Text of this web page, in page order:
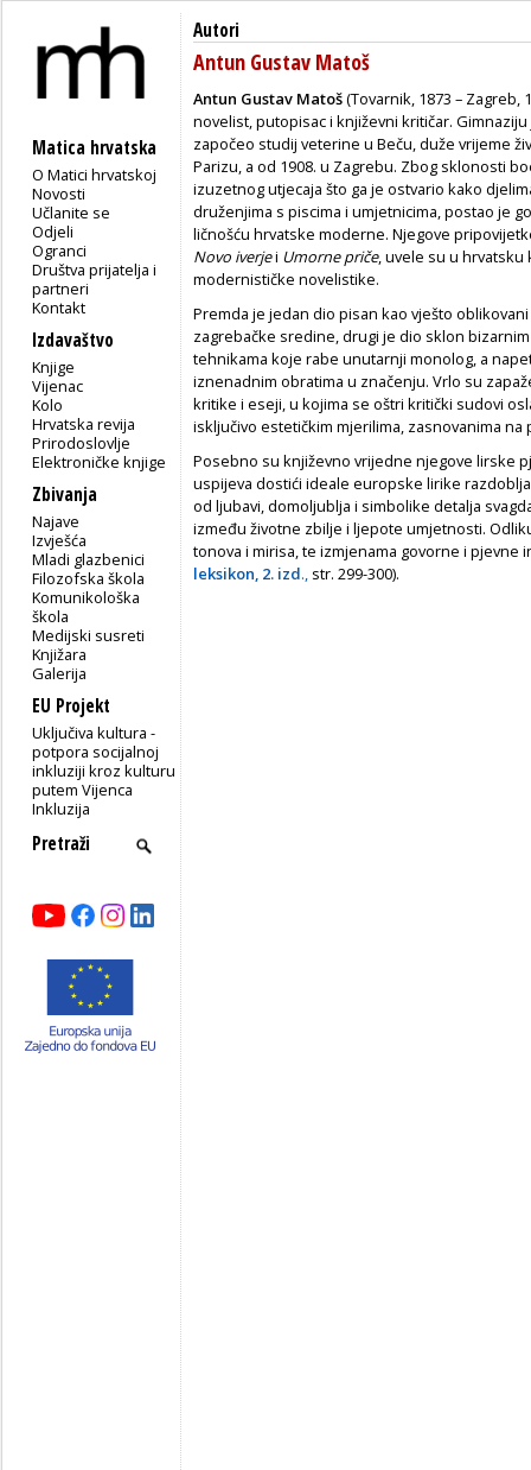
Matica hrvatska
O Matici hrvatskoj
Novosti
Učlanite se
Odjeli
Ogranci
Društva prijatelja i
partneri
Kontakt
Izdavaštvo
Knjige
Vijenac
Kolo
Hrvatska revija
Prirodoslovlje
Elektroničke knjige
Zbivanja
Najave
Izvješća
Mladi glazbenici
Filozofska škola
Komunikološka
škola
Medijski susreti
Knjižara
Galerija
EU Projekt
Uključiva kultura -
potpora socijalnoj
inkluziji kroz kulturu
putem Vijenca
Inkluzija
Autori
Antun Gustav Matoš
Antun Gustav Matoš(Tovarnik, 1873 – Zagreb,
novelist, putopisac i književni kritičar.
započeo studij veterine u Beču, duže vrijeme
Parizu, a od 1908. u Zagrebu. Zbog sklonosti
izuzetnog utjecaja što ga je ostvario kako
druženjima s piscima i umjetnicima, postao je
ličnošću hrvatske moderne. Njegove
Novo iverjei Umorne priče, uvele su u
modernističke novelistike.
Premda je jedan dio pisan kao vješto
zagrebačke sredine, drugi je dio sklon
tehnikama koje rabe unutarnji monolog, a
iznenadnim obratima u značenju. Vrlo su
kritike i eseji, u kojima se oštri kritički sudovi
isključivo estetičkim mjerilima, zasnovanima
Posebno su književno vrijedne njegove lirske
uspijeva dostići ideale europske lirike
od ljubavi, domoljublja i simbolike detalja
između životne zbilje i ljepote umjetnosti.
tonova i mirisa, te izmjenama govorne i pjevne
leksikon, 2. izd., str. 299-300).